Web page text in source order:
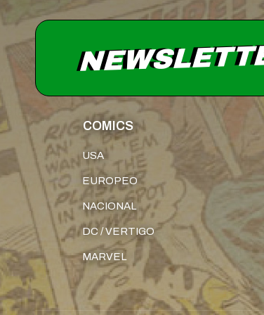
COMICS
USA
EUROPEO
NACIONAL
DC / VERTIGO
MARVEL